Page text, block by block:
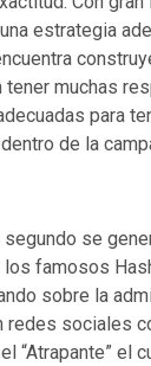
estrategia
muchas
para
de la
se
famosos
sobre la
redes sociales
“Atrapante” el